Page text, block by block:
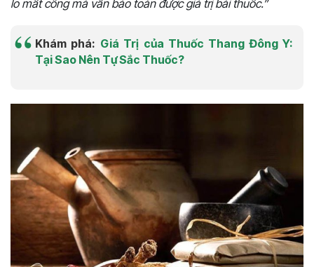
lo mất công mà vẫn bảo toàn được giá trị bài thuốc.”
Khám phá: Giá Trị của Thuốc Thang Đông Y:
Tại Sao Nên Tự Sắc Thuốc?